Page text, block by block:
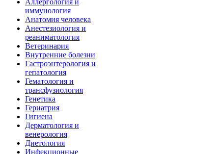
Аллергология и
иммунология
Анатомия человека
Анестезиология и
реаниматология
Ветеринария
Внутренние болезни
Гастроэнтерология и
гепатология
Гематология и
трансфузиология
Генетика
Гериатрия
Гигиена
Дерматология и
венерология
Диетология
Инфекционные